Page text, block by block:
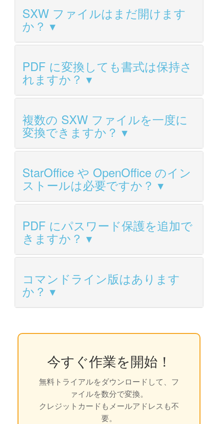
SXW ファイルはまだ開けます
か？
PDF に変換しても書式は保持さ
れますか？
複数の SXW ファイルを一度に
変換できますか？
StarOffice や OpenOffice のイン
ストールは必要ですか？
PDF にパスワード保護を追加で
きますか？
コマンドライン版はあります
か？
今すぐ作業を開始！
無料トライアルをダウンロードして、フ
ァイルを数分で変換。
クレジットカードもメールアドレスも不
要。